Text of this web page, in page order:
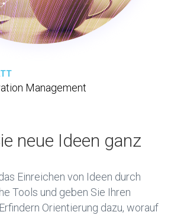
Management
neue Ideen ganz
Einreichen von Ideen durch
Tools und geben Sie Ihren
Orientierung dazu, worauf